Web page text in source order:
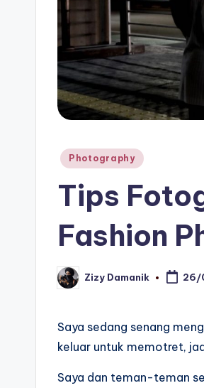
Posted
Photography
Tips
Fashion
Posted
by
Zizy Damanik 26/
Saya sedang senang
keluar untuk memotret,
Saya dan teman-teman